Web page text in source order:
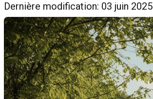
Dernière modification: 03 juin 2025